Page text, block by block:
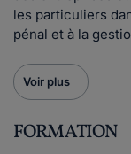
les particuliers
pénal et à la
Voir plus
FORMATION